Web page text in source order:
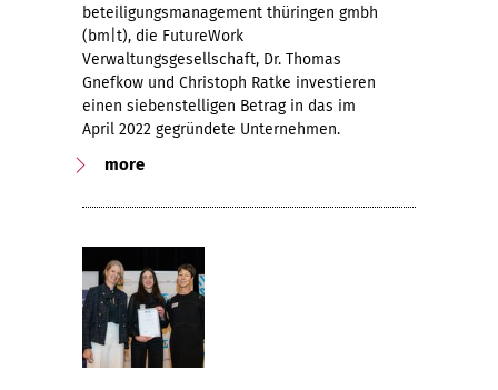
beteiligungsmanagement thüringen gmbh
(bm|t), die FutureWork
Verwaltungsgesellschaft, Dr. Thomas
Gnefkow und Christoph Ratke investieren
einen siebenstelligen Betrag in das im
April 2022 gegründete Unternehmen.
more